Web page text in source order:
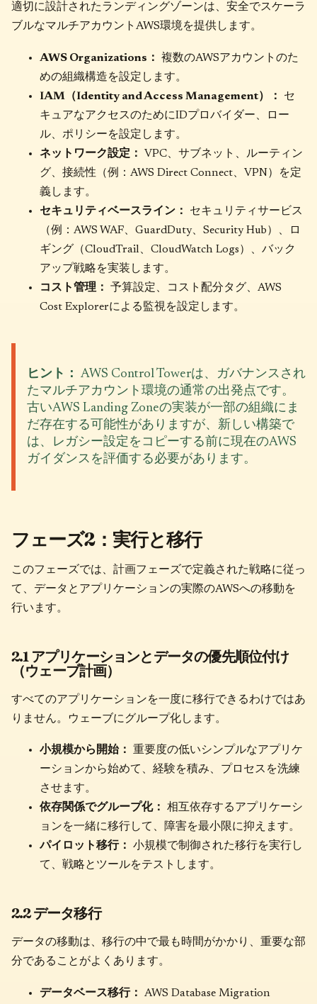
適切に設計されたランディングゾーンは、安全でスケーラ
ブルなマルチアカウントAWS環境を提供します。
AWS Organizations：
複数のAWSアカウントのた
めの組織構造を設定します。
IAM（Identity and Access Management）：
セ
キュアなアクセスのためにIDプロバイダー、ロー
ル、ポリシーを設定します。
ネットワーク設定：
VPC、サブネット、ルーティン
グ、接続性（例：AWS Direct Connect、VPN）を定
義します。
セキュリティベースライン：
セキュリティサービス
（例：AWS WAF、GuardDuty、Security Hub）、ロ
ギング（CloudTrail、CloudWatch Logs）、バック
アップ戦略を実装します。
コスト管理：
予算設定、コスト配分タグ、AWS
Cost Explorerによる監視を設定します。
ヒント： AWS Control Towerは、ガバナンスされ
たマルチアカウント環境の通常の出発点です。
古いAWS Landing Zoneの実装が一部の組織にま
だ存在する可能性がありますが、新しい構築で
は、レガシー設定をコピーする前に現在のAWS
ガイダンスを評価する必要があります。
フェーズ2：実行と移行
このフェーズでは、計画フェーズで定義された戦略に従っ
て、データとアプリケーションの実際のAWSへの移動を
行います。
2.1 アプリケーションとデータの優先順位付け
（ウェーブ計画）
すべてのアプリケーションを一度に移行できるわけではあ
りません。ウェーブにグループ化します。
小規模から開始：
重要度の低いシンプルなアプリケ
ーションから始めて、経験を積み、プロセスを洗練
させます。
依存関係でグループ化：
相互依存するアプリケーシ
ョンを一緒に移行して、障害を最小限に抑えます。
パイロット移行：
小規模で制御された移行を実行し
て、戦略とツールをテストします。
2.2 データ移行
データの移動は、移行の中で最も時間がかかり、重要な部
分であることがよくあります。
データベース移行： AWS Database Migration